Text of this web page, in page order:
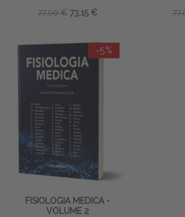
77,00 € 73,15 €
-5%
FISIOLOGIA MEDICA -
VOLUME 2